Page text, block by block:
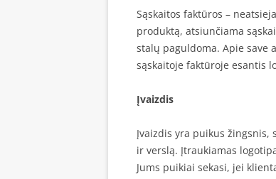
Sąskaitos faktūros –
produktą, atsiunčiama
stalų paguldoma. Apie save
sąskaitoje faktūroje esantis
Įvaizdis
Įvaizdis yra puikus žingsnis,
ir verslą. Įtraukiamas
Jums puikiai sekasi, jei